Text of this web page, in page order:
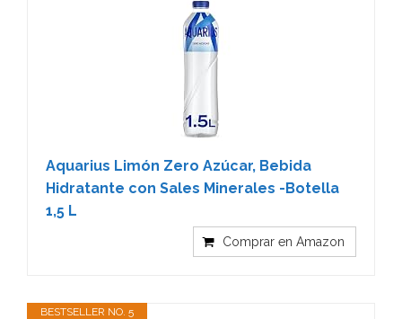
Aquarius Limón Zero Azúcar, Bebida
Hidratante con Sales Minerales -Botella
1,5 L
Comprar en Amazon
BESTSELLER NO. 5